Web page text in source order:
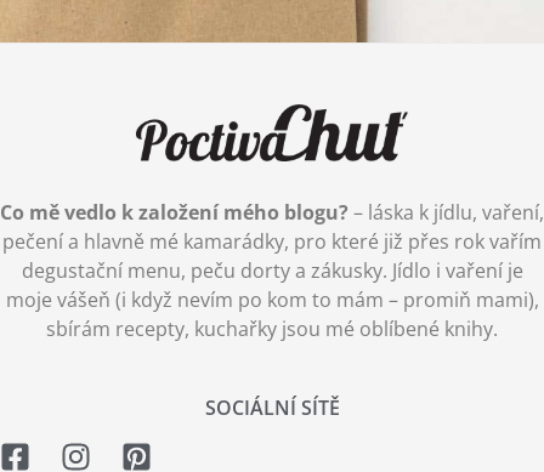
Co mě vedlo k založení mého blogu? – láska k jídlu, vaření,
pečení a hlavně mé kamarádky, pro které již přes rok vařím
degustační menu, peču dorty a zákusky. Jídlo i vaření je
moje vášeň (i když nevím po kom to mám – promiň mami),
sbírám recepty, kuchařky jsou mé oblíbené knihy.
SOCIÁLNÍ SÍTĚ